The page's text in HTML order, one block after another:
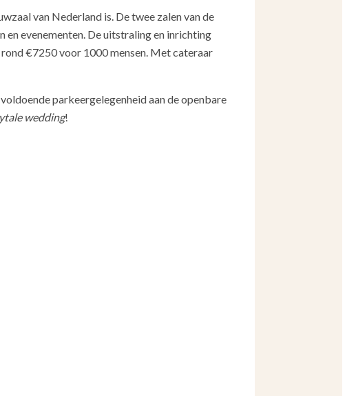
van Nederland is. De twee zalen van de
evenementen. De uitstraling en inrichting
€7250 voor 1000 mensen. Met cateraar
parkeergelegenheid aan de openbare
wedding!